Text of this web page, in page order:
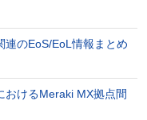
のEoS/EoL情報まとめ
おけるMeraki MX拠点間